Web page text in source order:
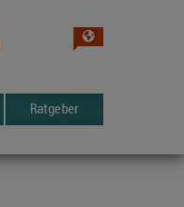
Sprache
Ratgeber